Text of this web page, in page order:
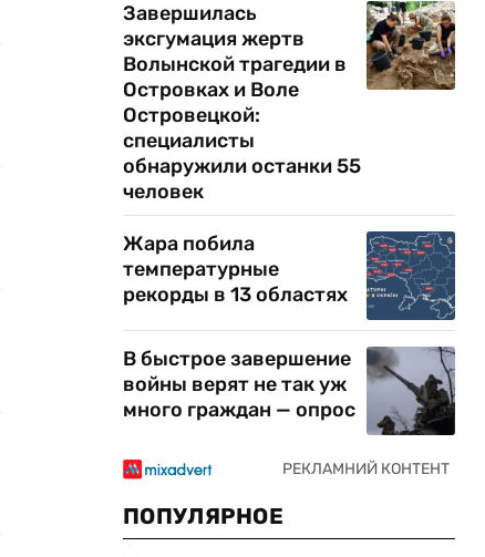
Завершилась
эксгумация жертв
Волынской трагедии в
Островках и Воле
Островецкой:
специалисты
обнаружили останки 55
человек
Жара побила
температурные
рекорды в 13 областях
В быстрое завершение
войны верят не так уж
много граждан — опрос
ПОПУЛЯРНОЕ